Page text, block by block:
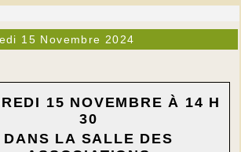
15 Novembre 2024
15 NOVEMBRE À 14 H
30
DANS LA SALLE DES